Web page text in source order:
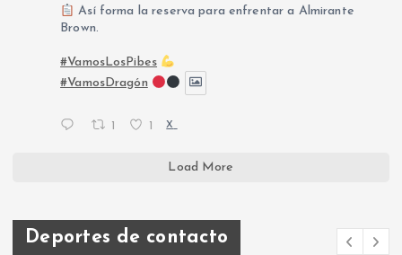
Así forma la reserva para enfrentar a Almirante
Brown.
#VamosLosPibes
#VamosDragón
1 1 X
Load More
Deportes de contacto